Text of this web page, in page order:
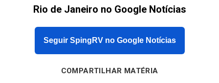
Rio de Janeiro no Google Notícias
Seguir SpingRV no Google Notícias
COMPARTILHAR MATÉRIA